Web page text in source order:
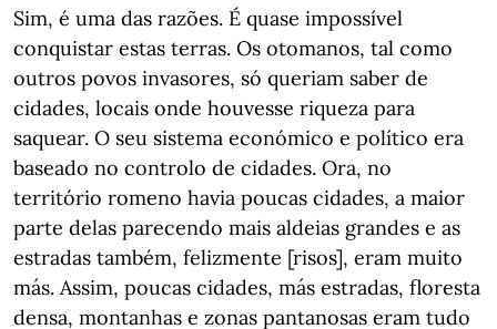
Sim, é uma das razões. É quase impossível
conquistar estas terras. Os otomanos, tal como
outros povos invasores, só queriam saber de
cidades, locais onde houvesse riqueza para
saquear. O seu sistema económico e político era
baseado no controlo de cidades. Ora, no
território romeno havia poucas cidades, a maior
parte delas parecendo mais aldeias grandes e as
estradas também, felizmente [risos], eram muito
más. Assim, poucas cidades, más estradas, floresta
densa, montanhas e zonas pantanosas eram tudo